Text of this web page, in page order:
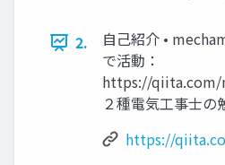
2.
自己紹介 •
で活動：
https://qiita.com/
２種電気工事士の
https://